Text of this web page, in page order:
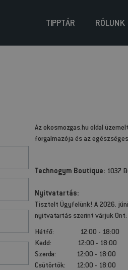
TIPPTÁR RÓLUNK
Az okosmozgas.hu oldal
forgalmazója és az
Technogym Boutique: 1037
Nyitvatartás:
Tisztelt Ügyfelünk! A 2026.
nyitvatartás szerint várjuk Önt:
Hétfő: 12:00 - 18:00
Kedd: 12:00 - 18:00
Szerda: 12:00 - 18:00
Csütörtök: 12:00 - 18:00